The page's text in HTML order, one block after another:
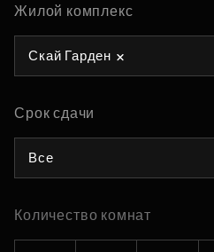
Жилой комплекс
Скай Гарден
Срок сдачи
Все
Количество комнат